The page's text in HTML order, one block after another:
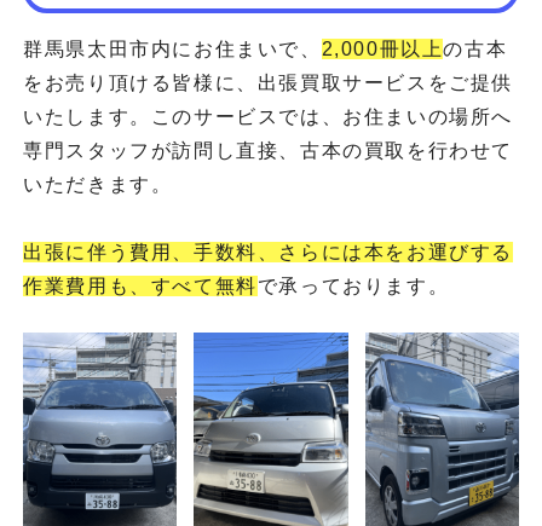
群馬県太田市内にお住まいで、 2,000冊以上の古本
をお売り頂ける皆様に、出張買取サービスをご提供
いたします。このサービスでは、お住まいの場所へ
専門スタッフが訪問し直接、古本の買取を行わせて
いただきます。
出張に伴う費用、手数料、さらには本をお運びする
作業費用も、すべて無料で承っております。